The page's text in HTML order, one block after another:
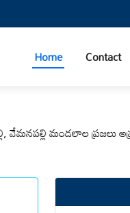
Home Contact
మండలాల ప్రజలు